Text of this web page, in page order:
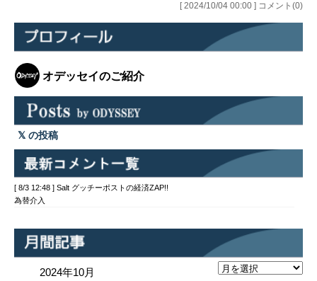
[ 2024/10/04 00:00 ] コメント(0)
オデッセイのご紹介
の投稿
[ 8/3 12:48 ] Salt グッチーポストの経済ZAP!!
為替介入
2024年10月